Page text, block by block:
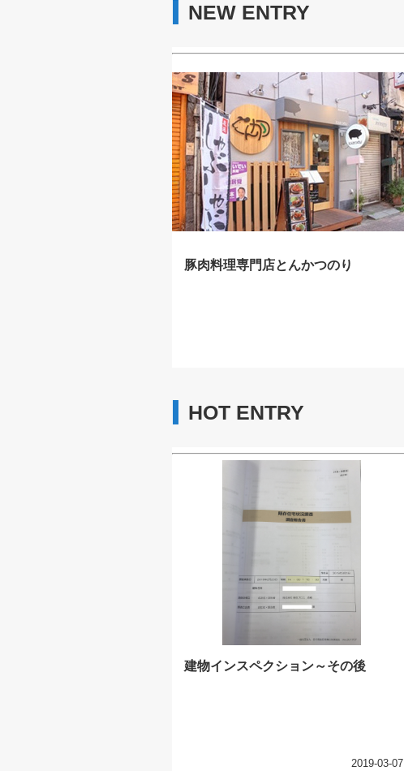
NEW ENTRY
豚肉料理専門店とんかつのり
HOT ENTRY
建物インスペクション～その後
2019-03-07